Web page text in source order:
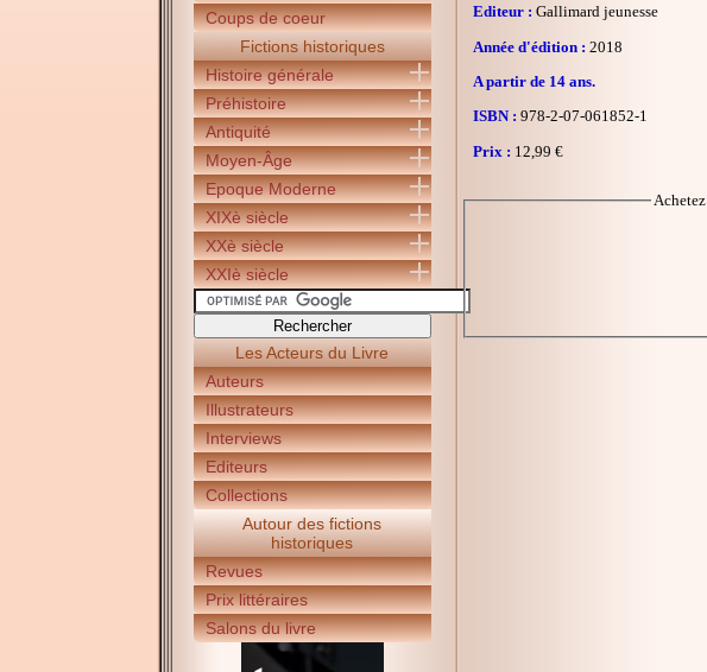
Coups de coeur
Fictions historiques
Histoire générale
Préhistoire
Antiquité
Moyen-Âge
Epoque Moderne
XIXè siècle
XXè siècle
XXIè siècle
Les Acteurs du Livre
Auteurs
Illustrateurs
Interviews
Editeurs
Collections
Autour des fictions
historiques
Revues
Prix littéraires
Salons du livre
Editeur : Gallimard jeunesse
Année d'édition : 2018
A partir de 14 ans.
ISBN : 978-2-07-061852-1
Prix : 12,99 €
Achetez